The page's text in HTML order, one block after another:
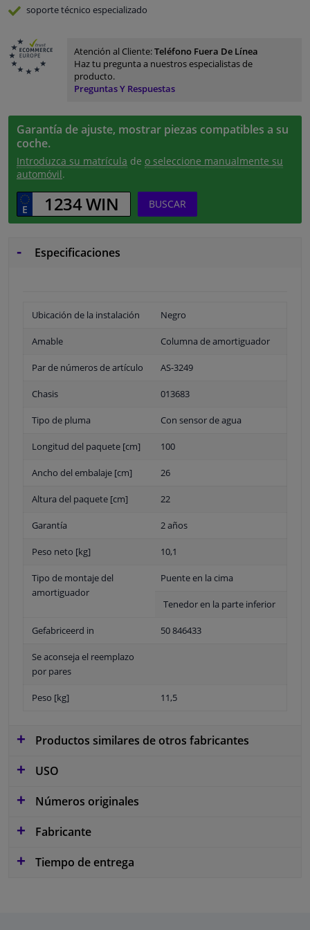
soporte técnico especializado
Atención al Cliente:Teléfono Fuera De Línea
Haz tu pregunta a nuestros especialistas de
producto.
Preguntas Y Respuestas
Garantía de ajuste, mostrar piezas compatibles a su
coche.
Introduzca su matrícula de o seleccione manualmente su
automóvil.
BUSCAR
Especificaciones
Ubicación de la instalación Negro
Amable Columna de amortiguador
Par de números de artículo AS-3249
Chasis 013683
Tipo de pluma Con sensor de agua
Longitud del paquete [cm] 100
Ancho del embalaje [cm] 26
Altura del paquete [cm] 22
Garantía 2 años
Peso neto [kg] 10,1
Tipo de montaje del
amortiguador
Puente en la cima
Tenedor en la parte inferior
Gefabriceerd in 50 846433
Se aconseja el reemplazo
por pares
Peso [kg] 11,5
Productos similares de otros fabricantes
USO
Números originales
Fabricante
Tiempo de entrega